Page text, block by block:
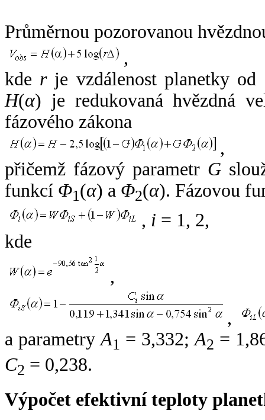
Průměrnou pozorovanou
,
kde rje vzdálenost planetky od
H(α) je redukovaná hvězdná
fázového zákona
,
přičemž fázový parametr G
funkcí Φ1(α) a Φ2(α). Fázovou
, i = 1, 2,
kde
,
,
a parametryA1 = 3,332;A2 =
C2 = 0,238.
Výpočet efektivní teploty